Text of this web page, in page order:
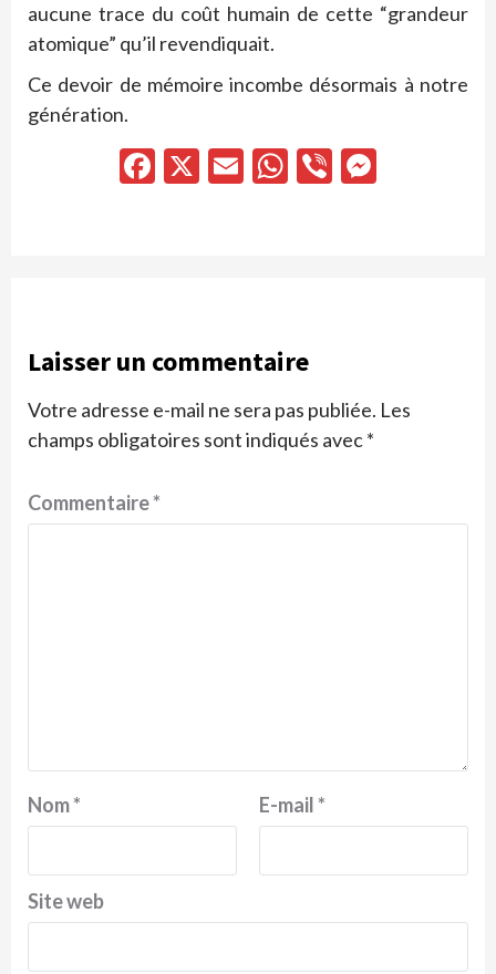
aucune trace du coût humain de cette “grandeur
atomique” qu’il revendiquait.
Ce devoir de mémoire incombe désormais à notre
génération.
Facebook
X EmailWhatsApp
Viber
Laisser un commentaire
Votre adresse e-mail ne sera pas publiée. Les
champs obligatoires sont indiqués avec*
Commentaire*
Nom* E-mail*
Site web